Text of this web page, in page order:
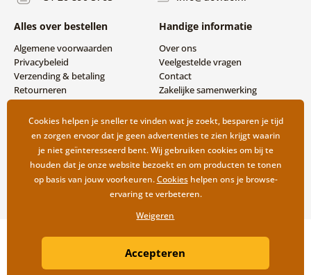
Alles over bestellen
Algemene voorwaarden
Privacybeleid
Verzending & betaling
Retourneren
Handige informatie
Over ons
Veelgestelde vragen
Contact
Zakelijke samenwerking
Copyright ©2019 © Dovido.nl.
Litvanyi.sk| Webshop ontwikkeld door
Cookies helpen je sneller te vinden wat je zoekt, besparen je tijd
en zorgen ervoor dat je geen advertenties te zien krijgt waarin
je niet geïnteresseerd bent. Wij gebruiken cookies om bij te
houden dat je onze website bezoekt en om producten te tonen
op basis van jouw voorkeuren.Cookieshelpen ons je browse-
ervaring te verbeteren.
Weigeren
Accepteren